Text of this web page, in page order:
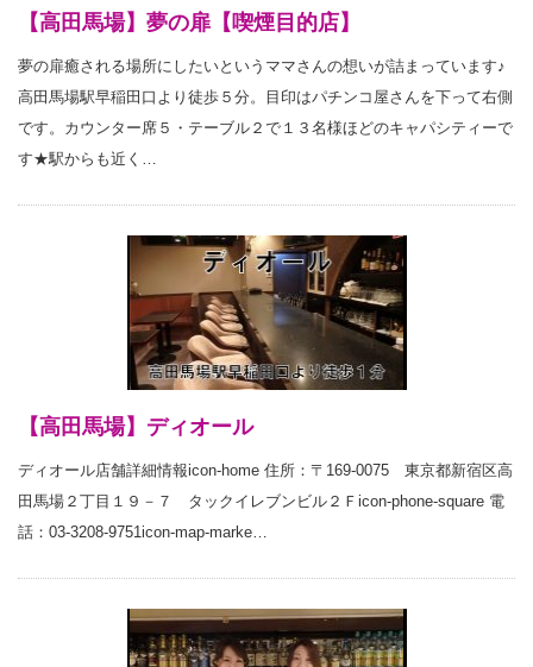
【高田馬場】夢の扉【喫煙目的店】
夢の扉癒される場所にしたいというママさんの想いが詰まっています♪
高田馬場駅早稲田口より徒歩５分。目印はパチンコ屋さんを下って右側
です。カウンター席５・テーブル２で１３名様ほどのキャパシティーで
す★駅からも近く…
【高田馬場】ディオール
ディオール店舗詳細情報icon-home 住所：〒169-0075 東京都新宿区高
田馬場２丁目１９－７ タックイレブンビル２Ｆicon-phone-square 電
話：03-3208-9751icon-map-marke…